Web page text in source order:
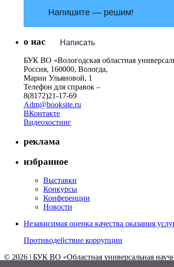
Напишите — решим!
Написать
о нас
БУК ВО «Вологодская областная
Россия, 160000, Вологда,
Марии Ульяновой, 1
Телефон для справок –
8(8172)21-17-69
Adm@booksite.ru
ВКонтакте
Видеохостинг
реклама
избранное
Выставки
Конкурсы
Конференции
Новости
Независимая оценка качества оказания
Противодействие коррупции
© 2026 | БУК ВО «Областная универсальная